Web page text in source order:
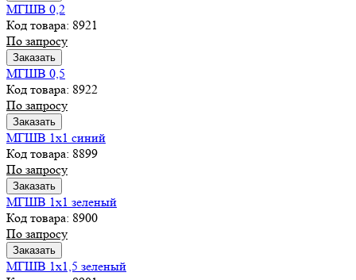
МГШВ 0,2
Код товара: 8921
По запросу
Заказать
МГШВ 0,5
Код товара: 8922
По запросу
Заказать
МГШВ 1х1 синий
Код товара: 8899
По запросу
Заказать
МГШВ 1х1 зеленый
Код товара: 8900
По запросу
Заказать
МГШВ 1х1,5 зеленый